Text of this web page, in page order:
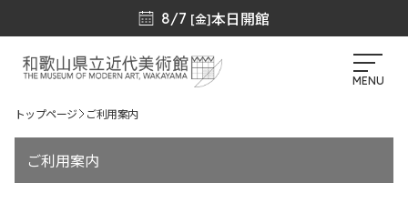
8/7 [金]本日開館
MENU
トップページ ご利用案内
ご利用案内